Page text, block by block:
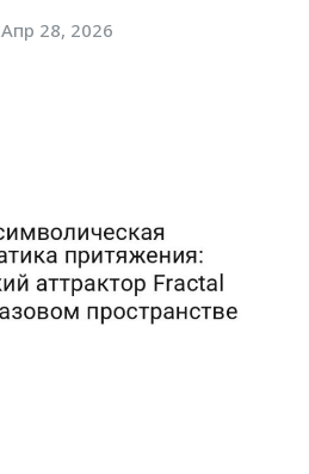
Апр 28, 2026